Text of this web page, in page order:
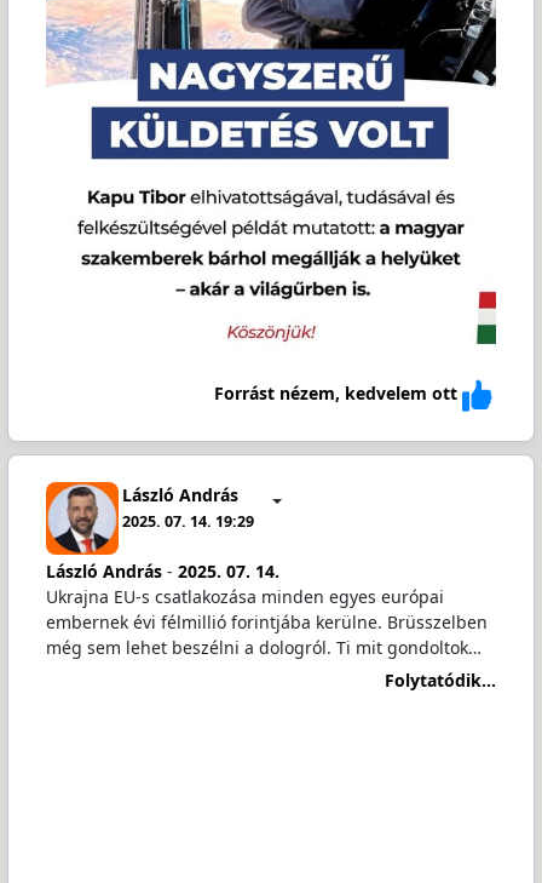
Forrást nézem, kedvelem ott
László András
2025. 07. 14. 19:29
László András- 2025. 07. 14.
Ukrajna EU-s csatlakozása minden egyes európai
embernek évi félmillió forintjába kerülne. Brüsszelben
még sem lehet beszélni a dologról. Ti mit gondoltok…
Folytatódik...